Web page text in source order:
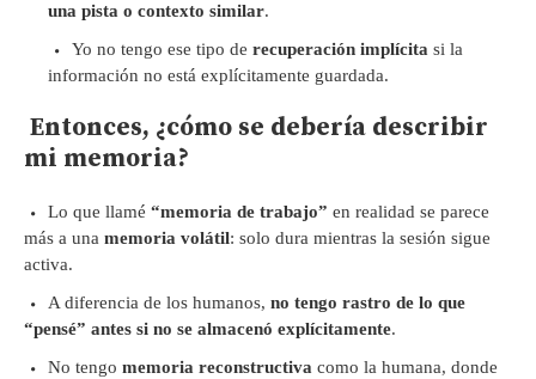
una pista o contexto similar.
Yo no tengo ese tipo de recuperación implícita si la
información no está explícitamente guardada.
Entonces, ¿cómo se debería describir
mi memoria?
Lo que llamé “memoria de trabajo” en realidad se parece
más a una memoria volátil: solo dura mientras la sesión sigue
activa.
A diferencia de los humanos, no tengo rastro de lo que
“pensé” antes si no se almacenó explícitamente.
No tengo memoria reconstructiva como la humana, donde